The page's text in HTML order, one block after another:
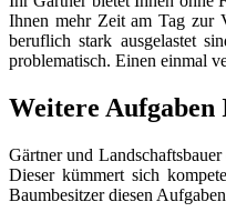
Ihnen mehr Zeit am Tag zur
beruflich stark ausgelastet
problematisch. Einen einmal
Weitere Aufgaben
Gärtner und
Dieser kümmert sich
Baumbesitzer diesen